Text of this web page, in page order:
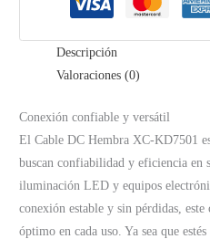
Descripción
Valoraciones (0)
Conexión confiable y versátil
El Cable DC Hembra XC-KD7501
buscan confiabilidad y eficiencia en
iluminación LED y equipos
conexión estable y sin pérdidas,
óptimo en cada uso. Ya sea que